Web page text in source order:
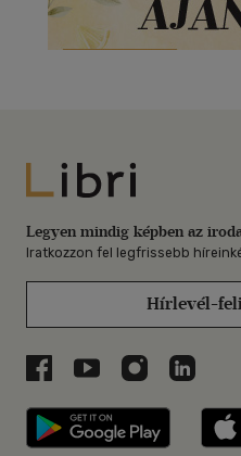
Libri
Legyen mindig képben az
Iratkozzon fel legfrissebb
Hírlevél-
Libri a Facebookon
Libri a Youtube-on
Libri azLibri
Libri